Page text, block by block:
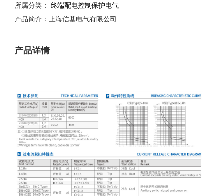
所属分类： 终端配电控制保护电气
产品简介：上海信基电气有限公司
产品详情